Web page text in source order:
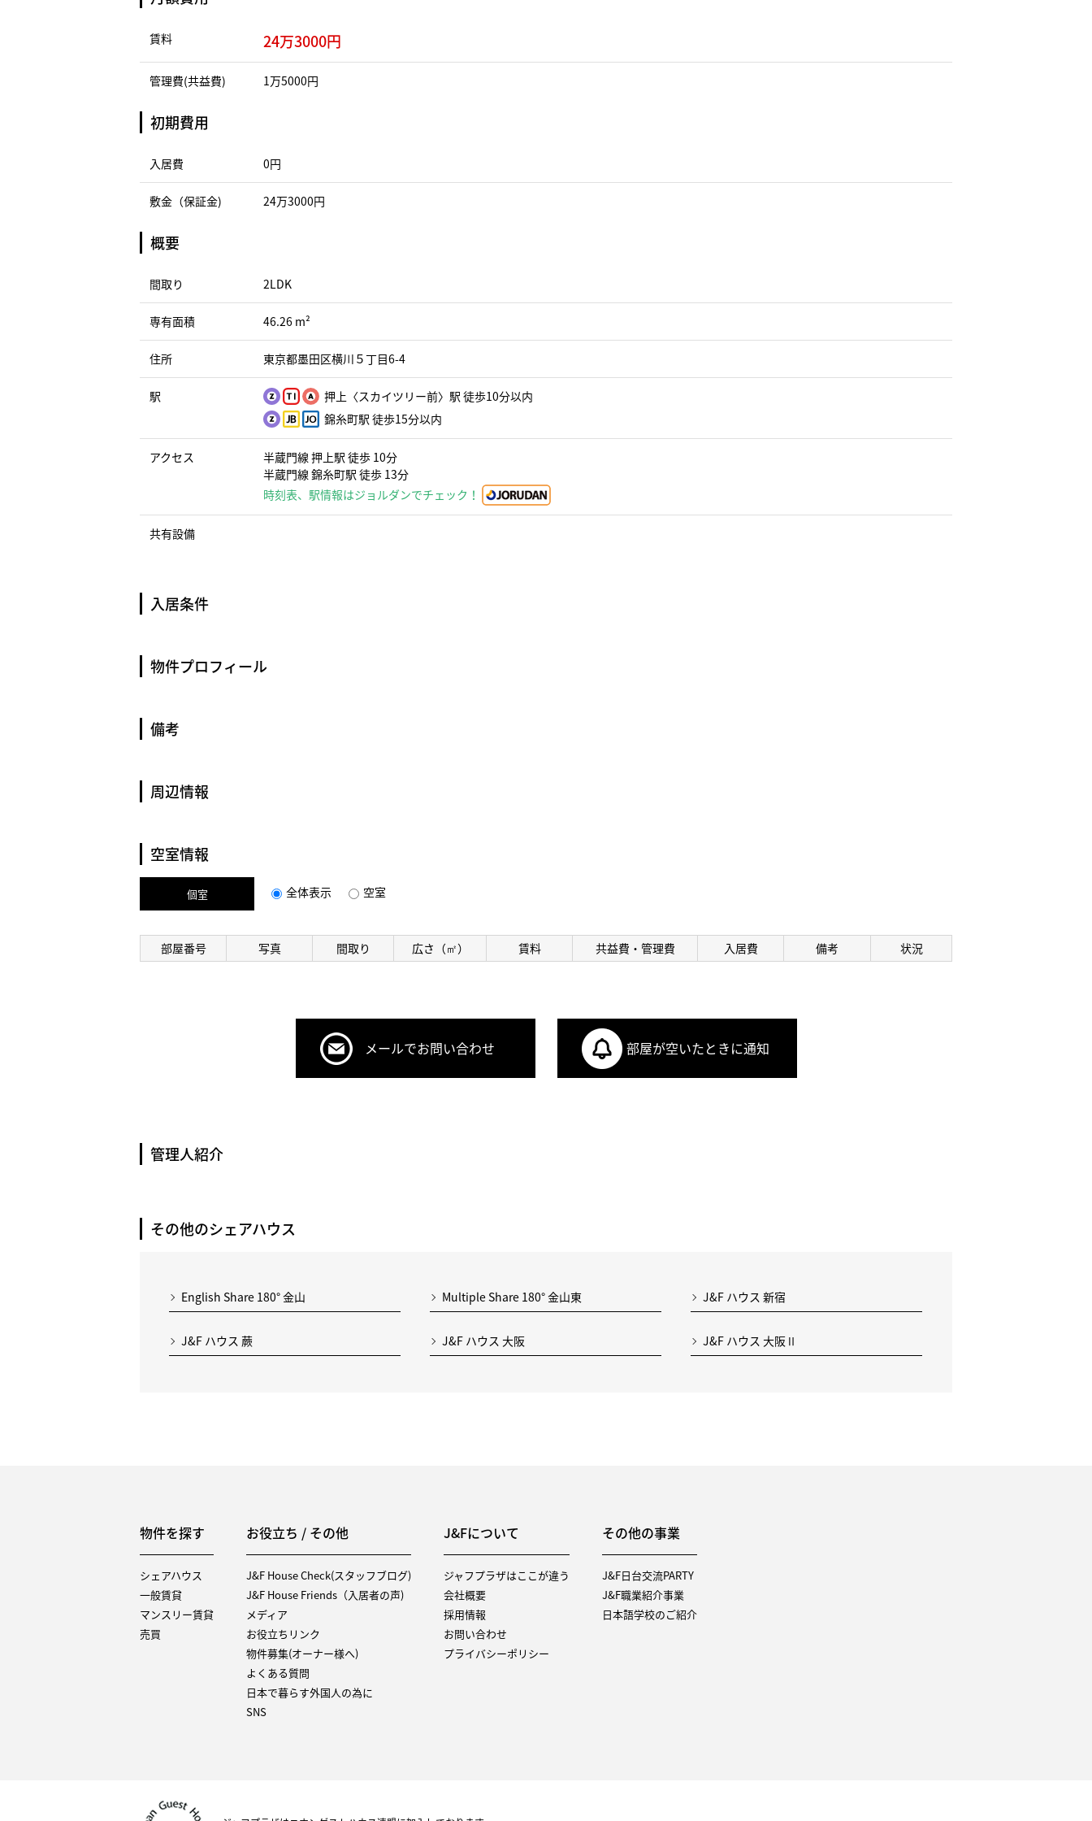
賃料 24万3000円
管理費(共益費) 1万5000円
初期費用
入居費 0円
敷金（保証金) 24万3000円
概要
間取り 2LDK
専有面積 46.26 m²
住所 東京都墨田区横川５丁目6-4
駅
押上〈スカイツリー前〉駅 徒歩10分以内
錦糸町駅 徒歩15分以内
アクセス
半蔵門線 押上駅 徒歩 10分
半蔵門線 錦糸町駅 徒歩 13分
時刻表、駅情報はジョルダンでチェック！
共有設備
入居条件
物件プロフィール
備考
周辺情報
空室情報
個室 全体表示 空室
部屋番号 写真 間取り 広さ（㎡） 賃料 共益費・管理費 入居費 備考 状況
メールでお問い合わせ 部屋が空いたときに通知
管理人紹介
その他のシェアハウス
English Share 180° 金山 Multiple Share 180° 金山東 J&F ハウス 新宿
J&F ハウス 蕨 J&F ハウス 大阪 J&F ハウス 大阪Ⅱ
物件を探す
シェアハウス
一般賃貸
マンスリー賃貸
売買
お役立ち / その他
J&F House Check(スタッフブログ)
J&F House Friends（入居者の声)
メディア
お役立ちリンク
物件募集(オーナー様へ)
よくある質問
日本で暮らす外国人の為に
SNS
J&Fについて
ジャフプラザはここが違う
会社概要
採用情報
お問い合わせ
プライバシーポリシー
その他の事業
J&F日台交流PARTY
J&F職業紹介事業
日本語学校のご紹介